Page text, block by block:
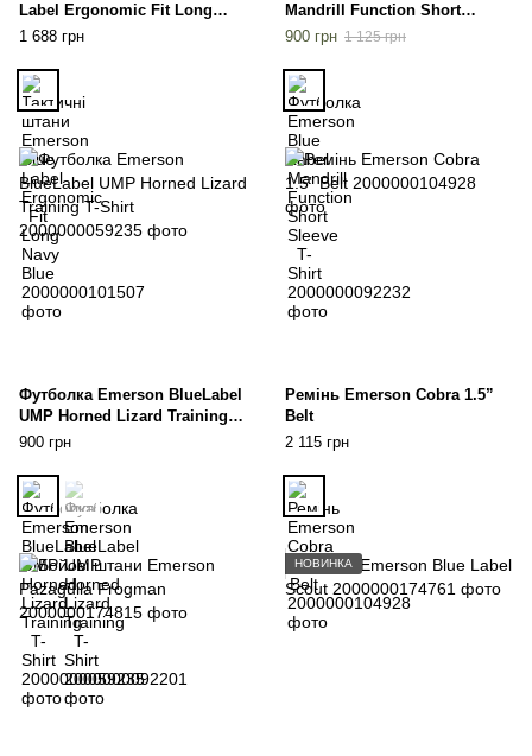
Label Ergonomic Fit Long
Navy Blue
1 688 грн
Mandrill Function Short
Sleeve T-Shirt
900 грн 1 125 грн
Футболка Emerson BlueLabel
UMP Horned Lizard Training T-
Shirt
900 грн
Ремінь Emerson Cobra 1.5”
Belt
2 115 грн
НОВИНКА